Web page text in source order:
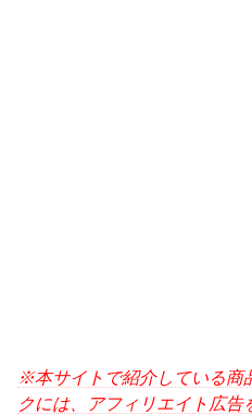
※本サイトで紹介している商
クには、アフィリエイト広